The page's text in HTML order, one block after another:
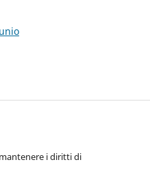
i diritti di